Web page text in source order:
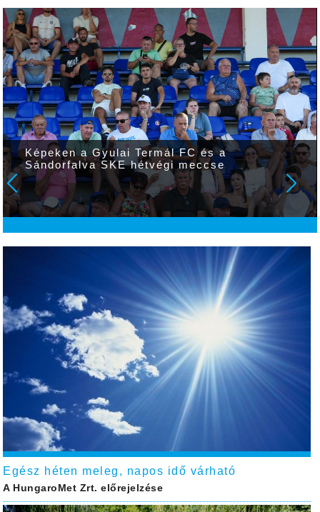
Képeken a Gyulai Termál FC és a
Sándorfalva SKE hétvégi meccse
Egész héten meleg, napos idő várható
A HungaroMet Zrt. előrejelzése